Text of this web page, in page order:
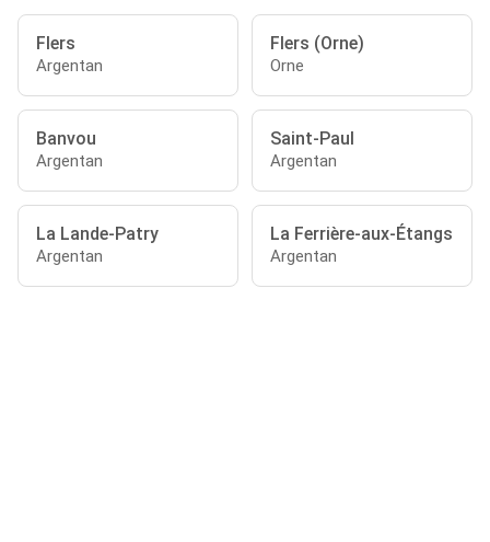
Flers
Argentan
Flers (Orne)
Orne
Banvou
Argentan
Saint-Paul
Argentan
La Lande-Patry
Argentan
La Ferrière-aux-Étangs
Argentan